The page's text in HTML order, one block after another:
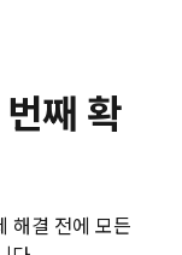
째 확
해결 전에 모든